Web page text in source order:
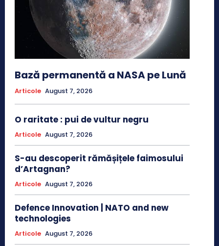
Bază permanentă a NASA pe Lună
Articole August 7, 2026
O raritate : pui de vultur negru
Articole August 7, 2026
S-au descoperit rămășițele faimosului
d’Artagnan?
Articole August 7, 2026
Defence Innovation | NATO and new
technologies
Articole August 7, 2026